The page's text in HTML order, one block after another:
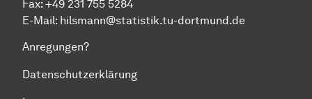
Fax: +49 231 755 5284
E-Mail: hilsmann@statistik.tu-dortmund.de
Anregungen?
Datenschutzerklärung